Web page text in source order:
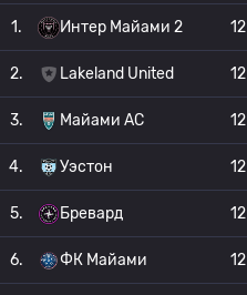
1. Интер Майами 2 12
2. Lakeland United 12
3. Майами АС 12
4. Уэстон 12
5. Бревард 12
6. ФК Майами 12